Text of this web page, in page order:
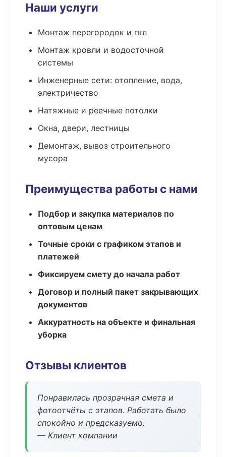
Наши услуги
Монтаж перегородок и гкл
Монтаж кровли и водосточной
системы
Инженерные сети: отопление, вода,
электричество
Натяжные и реечные потолки
Окна, двери, лестницы
Демонтаж, вывоз строительного
мусора
Преимущества работы с нами
Подбор и закупка материалов по
оптовым ценам
Точные сроки с графиком этапов и
платежей
Фиксируем смету до начала работ
Договор и полный пакет закрывающих
документов
Аккуратность на объекте и финальная
уборка
Отзывы клиентов
Понравилась прозрачная смета и
фотоотчёты с этапов. Работать было
спокойно и предсказуемо.
— Клиент компании